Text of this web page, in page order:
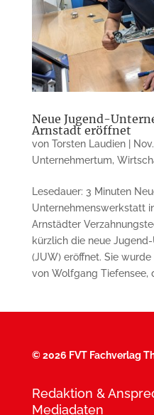
Neue Jugend-
Arnstadt eröffnet
von Torsten Laudien|
Unternehmertum,
Lesedauer: 3 Minuten
Unternehmenswerkstatt
Arnstädter
kürzlich die neue
(JUW) eröffnet. Sie
von Wolfgang Tiefensee,
©2026 FVT Fachverlag
Redaktion &
Mediadaten